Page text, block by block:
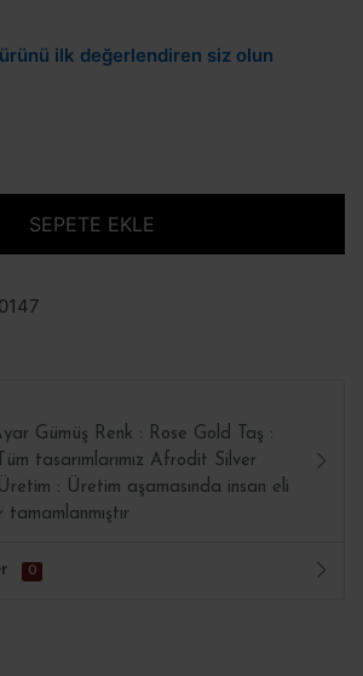
ilk değerlendiren siz olun
SEPETE EKLE
Gümüş Renk : Rose Gold Taş :
tasarımlarımız Afrodit Silver
: Üretim aşamasında insan eli
0